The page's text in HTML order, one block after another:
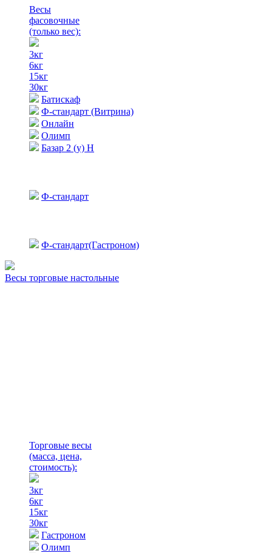
Весы
фасовочные
(только вес):
3кг
6кг
15кг
30кг
Батискаф
Ф-стандарт (Витрина)
Онлайн
Олимп
Базар 2 (у) Н
Ф-стандарт
Ф-стандарт(Гастроном)
Весы торговые настольные
Торговые весы
(масса, цена,
стоимость):
3кг
6кг
15кг
30кг
Гастроном
Олимп